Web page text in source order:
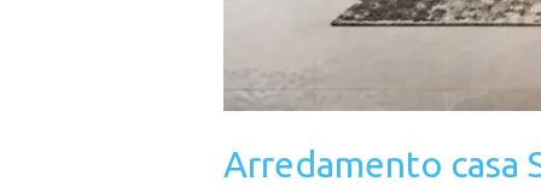
Arredamento casa